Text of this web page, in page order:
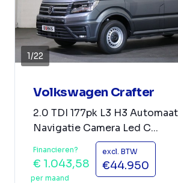
1/22
Volkswagen Crafter
2.0 TDI 177pk L3 H3
Navigatie Camera Led C...
Financieren?
€ 1.043,58
per maand
excl. BTW
€44.950